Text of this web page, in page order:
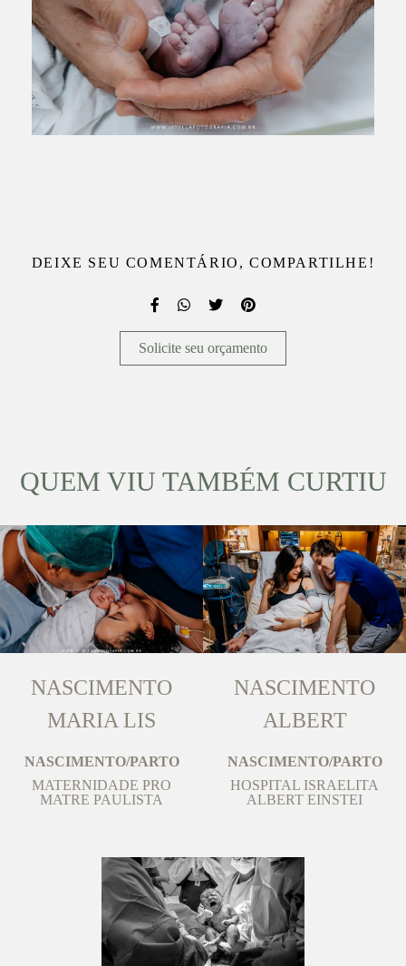
DEIXE SEU COMENTÁRIO, COMPARTILHE!
Solicite seu orçamento
QUEM VIU TAMBÉM CURTIU
NASCIMENTO
MARIA LIS
NASCIMENTO/PARTO
MATERNIDADE PRO
MATRE PAULISTA
NASCIMENTO
ALBERT
NASCIMENTO/PARTO
HOSPITAL ISRAELITA
ALBERT EINSTEI